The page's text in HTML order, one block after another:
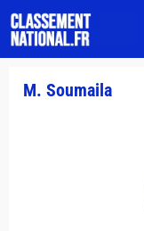
M. Soumaila